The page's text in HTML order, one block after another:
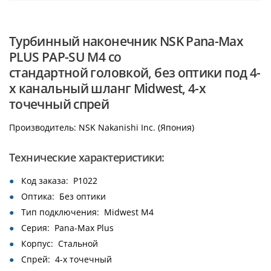
Турбинный наконечник NSK Pana-Max
PLUS PAP-SU M4 со
стандартной головкой, без оптики под 4-
х канальный шланг Midwest, 4-х
точечный спрей
Производитель: NSK Nakanishi Inc. (Япония)
Технические характеристики:
Код заказа: P1022
Оптика: Без оптики
Тип подключения: Midwest M4
Серия: Pana-Max Plus
Корпус: Стальной
Спрей: 4-х точечный